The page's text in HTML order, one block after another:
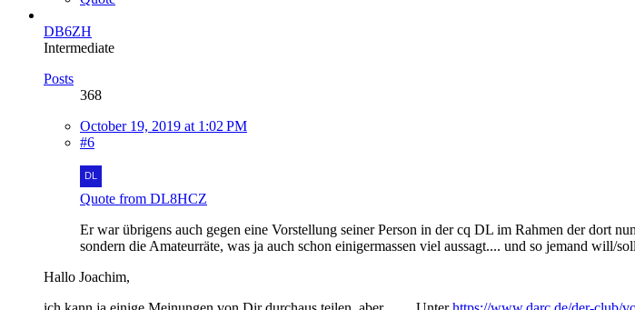
DB6ZH
Intermediate
Posts
368
October 19, 2019 at 1:02 PM
#6
Quote from DL8HCZ
Er war übrigens auch gegen eine Vorstellung seiner Person in der cq DL im Rahmen der
sondern die Amateurräte, was ja auch schon einigermassen viel aussagt.... und so jemand will/
Hallo Joachim,